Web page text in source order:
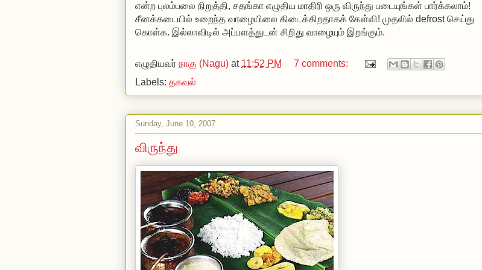
என்ற புலம்பலை நிறுத்தி, சதங்கா எழுதிய மாதிரி ஒரு விருந்து படையுங்கள் பார்க்கலாம்!
சீனக்கடையில் உறைந்த வாழையிலை கிடைக்கிறதாகக் கேள்வி! முதலில் defrost செய்து
கொள்க. இல்லாவிடில் அப்பளத்துடன் சிறிது வாழையும் இறங்கும்.
எழுதியவர் நாகு (Nagu) at 11:52 PM
7 comments:
Labels: தகவல்
Sunday, June 10, 2007
விருந்து